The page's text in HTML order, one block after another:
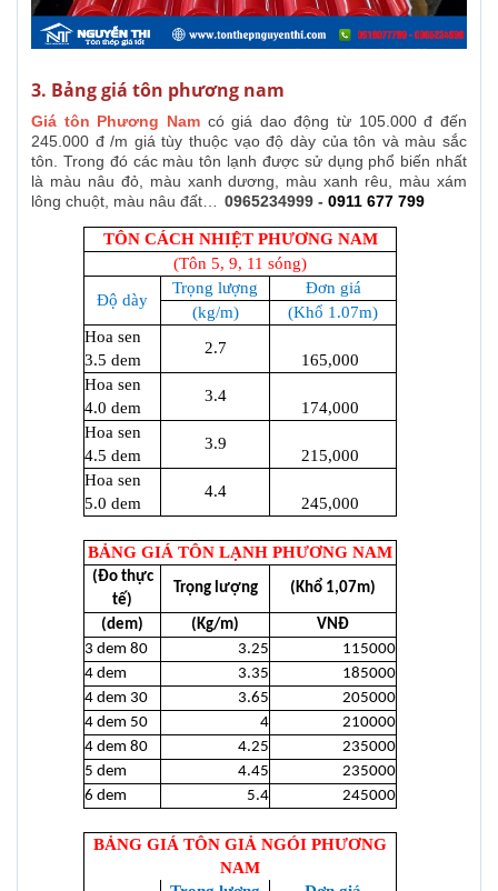
3. Bảng giá tôn phương nam
Giá tôn Phương Namcó giá dao động từ 105.000 đ đến
245.000 đ /m giá tùy thuộc vạo độ dày của tôn và màu sắc
tôn. Trong đó các màu tôn lạnh được sử dụng phổ biến nhất
là màu nâu đỏ, màu xanh dương, màu xanh rêu, màu xám
lông chuột, màu nâu đất…
0965234999 - 0911 677 799
TÔN CÁCH NHIỆT PHƯƠNG NAM
(Tôn 5, 9, 11 sóng)
Độ dày
Trọng lượng
Đơn giá
(kg/m)
(Khổ 1.07m)
Hoa sen
3.5 dem
2.7
165,000
Hoa sen
4.0 dem
3.4
174,000
Hoa sen
4.5 dem
3.9
215,000
Hoa sen
5.0 dem
4.4
245,000
BẢNG GIÁ TÔN LẠNH PHƯƠNG NAM
(Đo thực
tế)
Trọng lượng (Khổ 1,07m)
(dem) (Kg/m)
VNĐ
3 dem 80
3.25
115000
4 dem
3.35
185000
4 dem 30
3.65
205000
4 dem 50
4
210000
4 dem 80
4.25
235000
5 dem
4.45
235000
6 dem
5.4 245000
BẢNG GIÁ TÔN GIẢ NGÓI PHƯƠNG
NAM